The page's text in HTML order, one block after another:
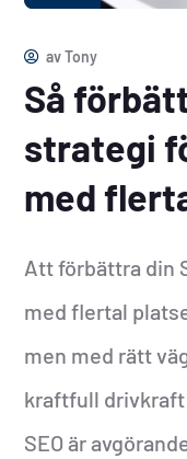
avTony
Så
strategi
med
Att förbättra din
med flertal
men med rätt
kraftfull
SEO är